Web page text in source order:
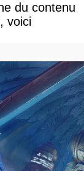
du contenu
voici